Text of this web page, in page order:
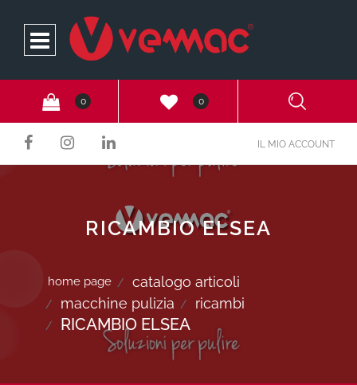
Open
0 0
IL MIO ACCOUNT
RICAMBIO ELSEA
home page
catalogo articoli
macchine pulizia
ricambi
RICAMBIO ELSEA